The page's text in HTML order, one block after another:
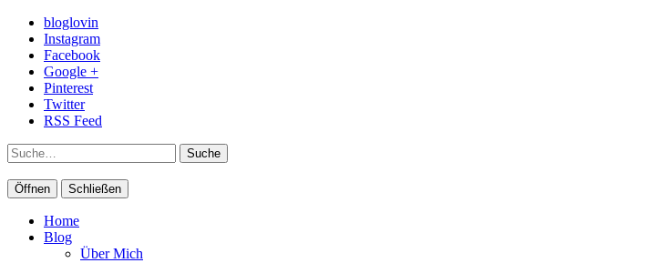
bloglovin
Instagram
Facebook
Google +
Pinterest
Twitter
RSS Feed
Suche
Öffnen Schließen
Home
Blog
Über Mich